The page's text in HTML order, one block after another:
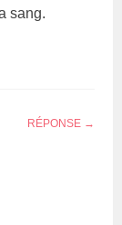
sang.
RÉPONSE